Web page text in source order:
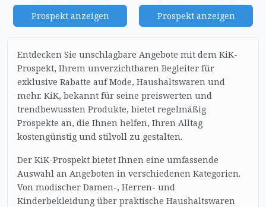
Prospekt anzeigen Prospekt anzeigen
Entdecken Sie unschlagbare Angebote mit dem KiK-
Prospekt, Ihrem unverzichtbaren Begleiter für
exklusive Rabatte auf Mode, Haushaltswaren und
mehr. KiK, bekannt für seine preiswerten und
trendbewussten Produkte, bietet regelmäßig
Prospekte an, die Ihnen helfen, Ihren Alltag
kostengünstig und stilvoll zu gestalten.
Der KiK-Prospekt bietet Ihnen eine umfassende
Auswahl an Angeboten in verschiedenen Kategorien.
Von modischer Damen-, Herren- und
Kinderbekleidung über praktische Haushaltswaren